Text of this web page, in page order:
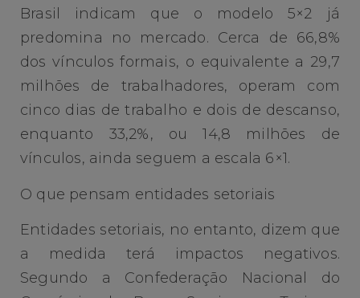
Brasil indicam que o modelo 5×2 já
predomina no mercado. Cerca de 66,8%
dos vínculos formais, o equivalente a 29,7
milhões de trabalhadores, operam com
cinco dias de trabalho e dois de descanso,
enquanto 33,2%, ou 14,8 milhões de
vínculos, ainda seguem a escala 6×1.
O que pensam entidades setoriais
Entidades setoriais, no entanto, dizem que
a medida terá impactos negativos.
Segundo a Confederação Nacional do